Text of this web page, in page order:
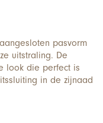
pasvorm
uitstraling. De
look die perfect is
in de zijnaad